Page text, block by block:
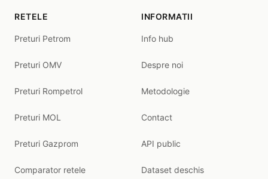
RETELE
Preturi Petrom
Preturi OMV
Preturi Rompetrol
Preturi MOL
Preturi Gazprom
Comparator retele
INFORMATII
Info hub
Despre noi
Metodologie
Contact
API public
Dataset deschis